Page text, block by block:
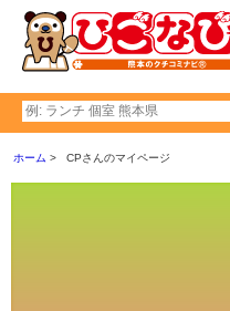
ホーム CPさんのマイページ